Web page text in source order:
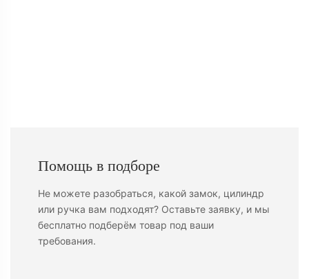
Помощь в подборе
Не можете разобраться, какой замок, цилиндр
или ручка вам подходят? Оставьте заявку, и мы
бесплатно подберём товар под ваши
требования.